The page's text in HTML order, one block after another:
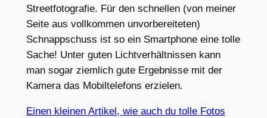
Streetfotografie. Für den schnellen (von meiner
Seite aus vollkommen unvorbereiteten)
Schnappschuss ist so ein Smartphone eine tolle
Sache! Unter guten Lichtverhältnissen kann
man sogar ziemlich gute Ergebnisse mit der
Kamera das Mobiltelefons erzielen.
Einen kleinen Artikel, wie auch du tolle Fotos